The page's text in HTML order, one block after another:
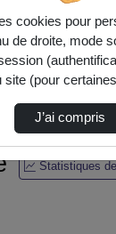
son optimisation.
pas tenir
encodage).
des Données
Statistiques
cookies pour
de droite, mode
site (pour
J’ai compris